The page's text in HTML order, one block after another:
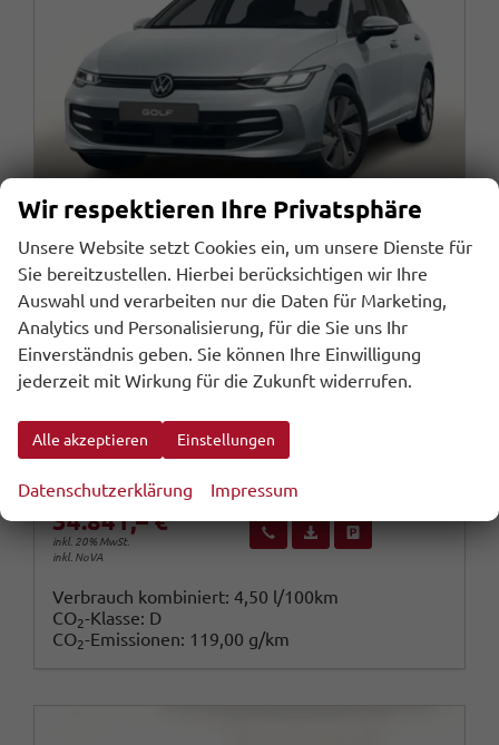
Volkswagen Golf
LIFE 8 TDI Ready2D ParkAs+ SHZ PrivG 17Z KeyL
unverbindliche Lieferzeit: 11.09.2026 Fahrzeug mit Tageszulassung
KraftstoffDiesel AußenfarbeOyster Silver Metallic
Leistung110 kW (150 PS) Kilometerstand
34.841,– €
inkl. 20% MwSt.
inkl. NoVA
Wir rufen Sie anFahrzeugexposé (PDF)
Verbrauch kombiniert: 4,50 l/100km
CO2-Klasse: D
CO2-Emissionen: 119,00 g/km
Wir respektieren Ihre Privatsphäre
Unsere Website setzt Cookies ein, um unsere Dienste für
Sie bereitzustellen. Hierbei berücksichtigen wir Ihre
Auswahl und verarbeiten nur die Daten für Marketing,
Analytics und Personalisierung, für die Sie uns Ihr
Einverständnis geben. Sie können Ihre Einwilligung
jederzeit mit Wirkung für die Zukunft widerrufen.
Alle akzeptieren Einstellungen
Datenschutzerklärung Impressum